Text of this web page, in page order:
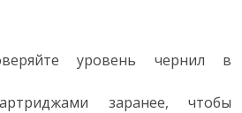
уровень чернил в
заранее, чтобы